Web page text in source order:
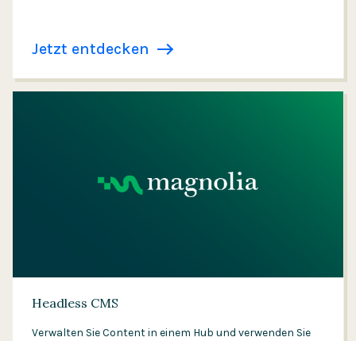
Jetzt entdecken
Headless CMS
Verwalten Sie Content in einem Hub und verwenden Sie